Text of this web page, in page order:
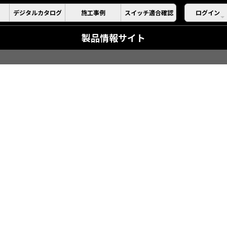
デジタルカタログ 施工事例 スイッチ適合確認 ログイン
製品情報サイト